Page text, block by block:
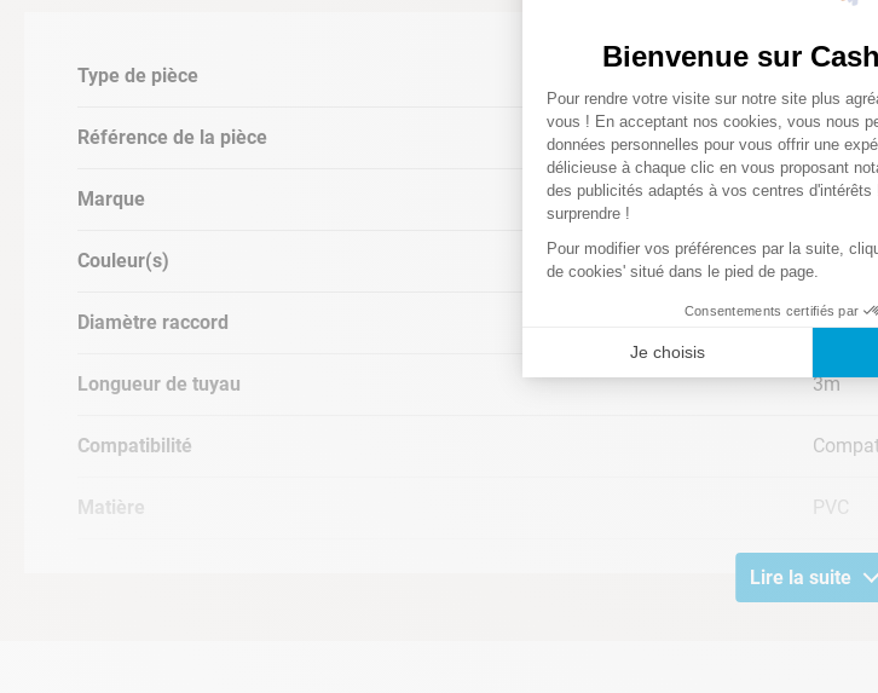
Lire la suite
Type de pièce
Référence de la pièce
Marque Intex
Couleur(s)
Diamètre raccord
Longueur de tuyau 3m
Compatibilité
Matière PVC
Bienvenue sur
Plateforme de Gestion
Pour rendre votre visite sur notre site plus
vous ! En acceptant nos cookies, vous nous
données personnelles pour vous offrir une
délicieuse à chaque clic en vous proposant
des publicités adaptés à vos centres
surprendre !
Pour modifier vos préférences par la suite,
de cookies' situé dans le pied de page.
Consentements certifiés par
Je choisis
Axeptio consent